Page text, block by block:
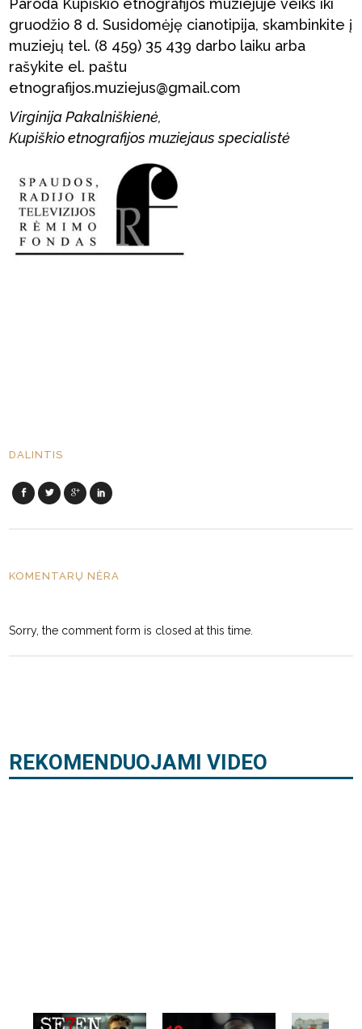
Paroda Kupiškio etnografijos muziejuje veiks iki
gruodžio 8 d. Susidomėję cianotipija, skambinkite į
muziejų tel. (8 459) 35 439 darbo laiku arba
rašykite el. paštu
etnografijos.muziejus@gmail.com
Virginija Pakalniškienė,
Kupiškio etnografijosmuziejaus specialistė
DALINTIS
KOMENTARŲ NĖRA
Sorry, the comment form is closed at this time.
REKOMENDUOJAMI VIDEO